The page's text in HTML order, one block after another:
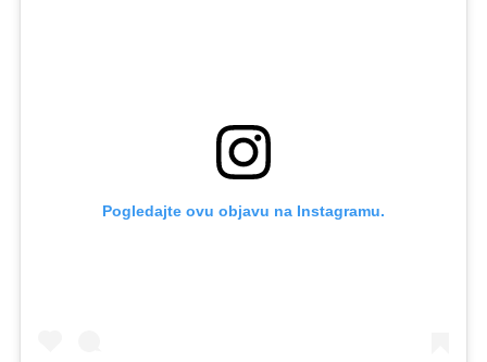
Pogledajte ovu objavu na Instagramu.